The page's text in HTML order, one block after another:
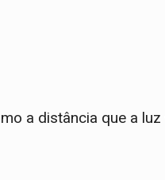
a distância que a